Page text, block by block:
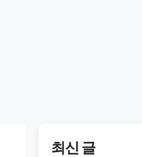
최신 글